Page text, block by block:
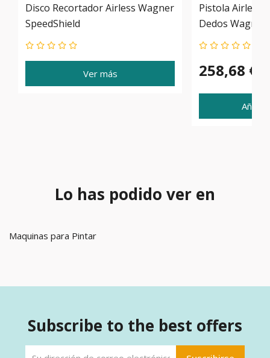
Disco Recortador Airless Wagner
SpeedShield
Ver más
Pistola Airless
Dedos Wagner
258,68 €
Lo has podido ver en
Maquinas para Pintar
Subscribe to the best offers